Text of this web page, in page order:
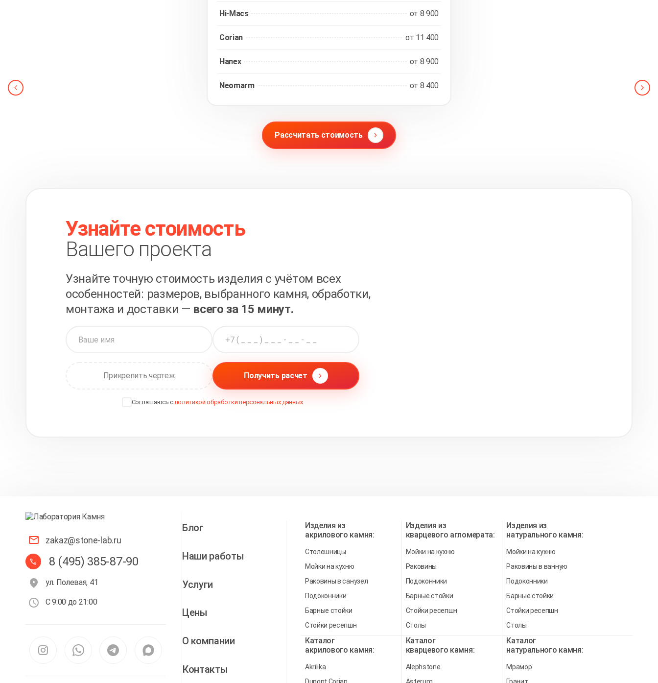
Hi-Macs от 8 900
Corian от 11 400
Hanex от 8 900
Neomarm от 8 400
Рассчитать стоимость
Узнайте стоимость
Вашего проекта
Узнайте точную стоимость изделия с учётом всех
особенностей: размеров, выбранного камня, обработки,
монтажа и доставки — всего за 15 минут.
Прикрепить чертеж Получить расчет
Соглашаюсь с политикой обработки персональных данных
zakaz@stone-lab.ru
8 (495) 385-87-90
ул. Полевая, 41
С 9:00 до 21:00
Блог
Наши работы
Услуги
Цены
О компании
Контакты
Изделия из
акрилового камня:
Столешницы
Мойки на кухню
Раковины в санузел
Подоконники
Барные стойки
Стойки ресепшн
Изделия из
кварцевого агломерата:
Мойки на кухню
Раковины
Подоконники
Барные стойки
Стойки ресепшн
Столы
Изделия из
натурального камня:
Мойки на кухню
Раковины в ванную
Подоконники
Барные стойки
Стойки ресепшн
Столы
Каталог
акрилового камня:
Akrilika
Каталог
кварцевого камня:
Alephstone
Каталог
натурального камня:
Мрамор